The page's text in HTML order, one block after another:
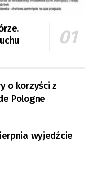
o korzyści z
Pologne
wyjedźcie